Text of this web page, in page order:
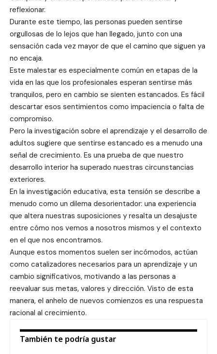
reflexionar.
Durante este tiempo, las personas pueden sentirse
orgullosas de lo lejos que han llegado, junto con una
sensación cada vez mayor de que el camino que siguen ya
no encaja.
Este malestar es especialmente común en etapas de la
vida en las que los profesionales esperan sentirse más
tranquilos, pero en cambio se sienten estancados. Es fácil
descartar esos sentimientos como impaciencia o falta de
compromiso.
Pero la investigación sobre el aprendizaje y el desarrollo de
adultos sugiere que sentirse estancado es a menudo una
señal de crecimiento. Es una prueba de que nuestro
desarrollo interior ha superado nuestras circunstancias
exteriores.
En la investigación educativa, esta tensión se describe a
menudo como un dilema desorientador: una experiencia
que altera nuestras suposiciones y resalta un desajuste
entre cómo nos vemos a nosotros mismos y el contexto
en el que nos encontramos.
Aunque estos momentos suelen ser incómodos, actúan
como catalizadores necesarios para un aprendizaje y un
cambio significativos, motivando a las personas a
reevaluar sus metas, valores y dirección. Visto de esta
manera, el anhelo de nuevos comienzos es una respuesta
racional al crecimiento.
También te podría gustar